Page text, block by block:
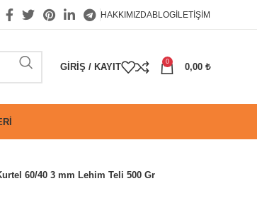
HAKKIMIZDABLOGİLETIŞIM
GIRIŞ / KAYIT
0
0,00 ₺
60/40 3 mm Lehim Teli 500 Gr